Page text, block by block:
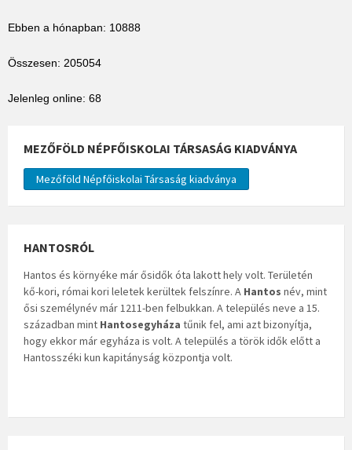
Ebben a hónapban: 10888
Összesen: 205054
Jelenleg online: 68
MEZŐFÖLD NÉPFŐISKOLAI TÁRSASÁG KIADVÁNYA
Mezőföld Népfőiskolai Társaság kiadványa
HANTOSRÓL
Hantos és környéke már ősidők óta lakott hely volt. Területén
kő-kori, római kori leletek kerültek felszínre. A Hantos név, mint
ősi személynév már 1211-ben felbukkan. A település neve a 15.
században mint Hantosegyháza tűnik fel, ami azt bizonyítja,
hogy ekkor már egyháza is volt. A település a török idők előtt a
Hantosszéki kun kapitányság központja volt.